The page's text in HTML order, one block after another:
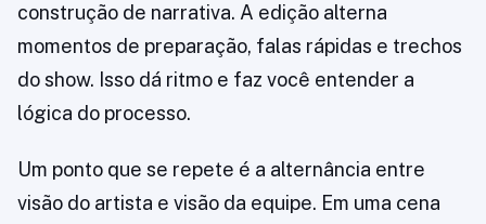
construção de narrativa. A edição alterna
momentos de preparação, falas rápidas e trechos
do show. Isso dá ritmo e faz você entender a
lógica do processo.
Um ponto que se repete é a alternância entre
visão do artista e visão da equipe. Em uma cena